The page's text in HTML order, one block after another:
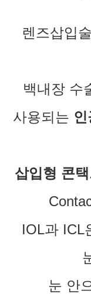
렌즈삽입
백내장 수
사용되는
삽입형 콘
C
IOL과 ICL
눈 안